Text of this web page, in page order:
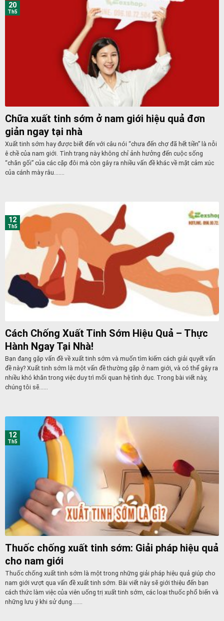
Chữa xuất tinh sớm ở nam giới hiệu quả đơn
giản ngay tại nhà
Xuất tinh sớm hay được biết đến với câu nói “chưa đến chợ đã hết tiền” là nỗi
ê chề của nam giới. Tình trạng này không chỉ ảnh hưởng đến cuộc sống
“chăn gối” của các cặp đôi mà còn gây ra nhiều vấn đề khác về mặt cảm xúc
của cánh mày râu.......
20
Th5
Cách Chống Xuất Tinh Sớm Hiệu Quả – Thực
Hành Ngay Tại Nhà!
Bạn đang gặp vấn đề về xuất tinh sớm và muốn tìm kiếm cách giải quyết vấn
đề này? Xuất tinh sớm là một vấn đề thường gặp ở nam giới, và có thể gây ra
nhiều khó khăn trong việc duy trì mối quan hệ tình dục. Trong bài viết này,
chúng tôi sẽ......
12
Th5
Thuốc chống xuất tinh sớm: Giải pháp hiệu quả
cho nam giới
Thuốc chống xuất tinh sớm là một trong những giải pháp hiệu quả giúp cho
nam giới vượt qua vấn đề xuất tinh sớm. Bài viết này sẽ giới thiệu đến bạn
cách thức làm việc của viên uống trị xuất tinh sớm, các loại thuốc phổ biến và
những lưu ý khi sử dụng.......
12
Th5